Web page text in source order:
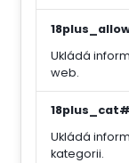
Ukládá
web.
18plus_cat#
Ukládá
kategorii.